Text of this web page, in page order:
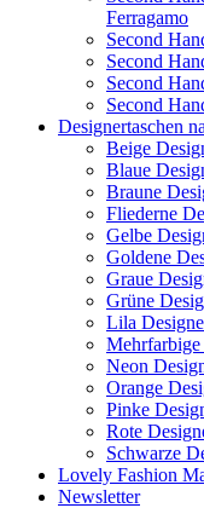
Ferragamo
Second
Second
Second
Second
Designertaschen
Beige
Blaue
Braune
Fliederne
Gelbe
Goldene
Graue
Grüne
Lila
Mehrfarbige
Neon
Orange
Pinke
Rote
Schwarze
Lovely Fashion
Newsletter